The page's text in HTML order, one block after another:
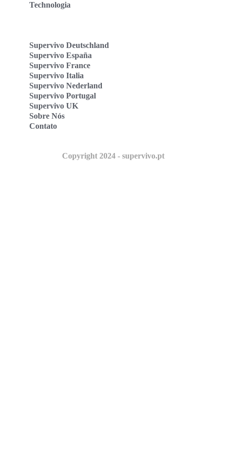
Technologia
Supervivo Deutschland
Supervivo España
Supervivo France
Supervivo Italia
Supervivo Nederland
Supervivo Portugal
Supervivo UK
Sobre Nós
Contato
Copyright 2024 - supervivo.pt